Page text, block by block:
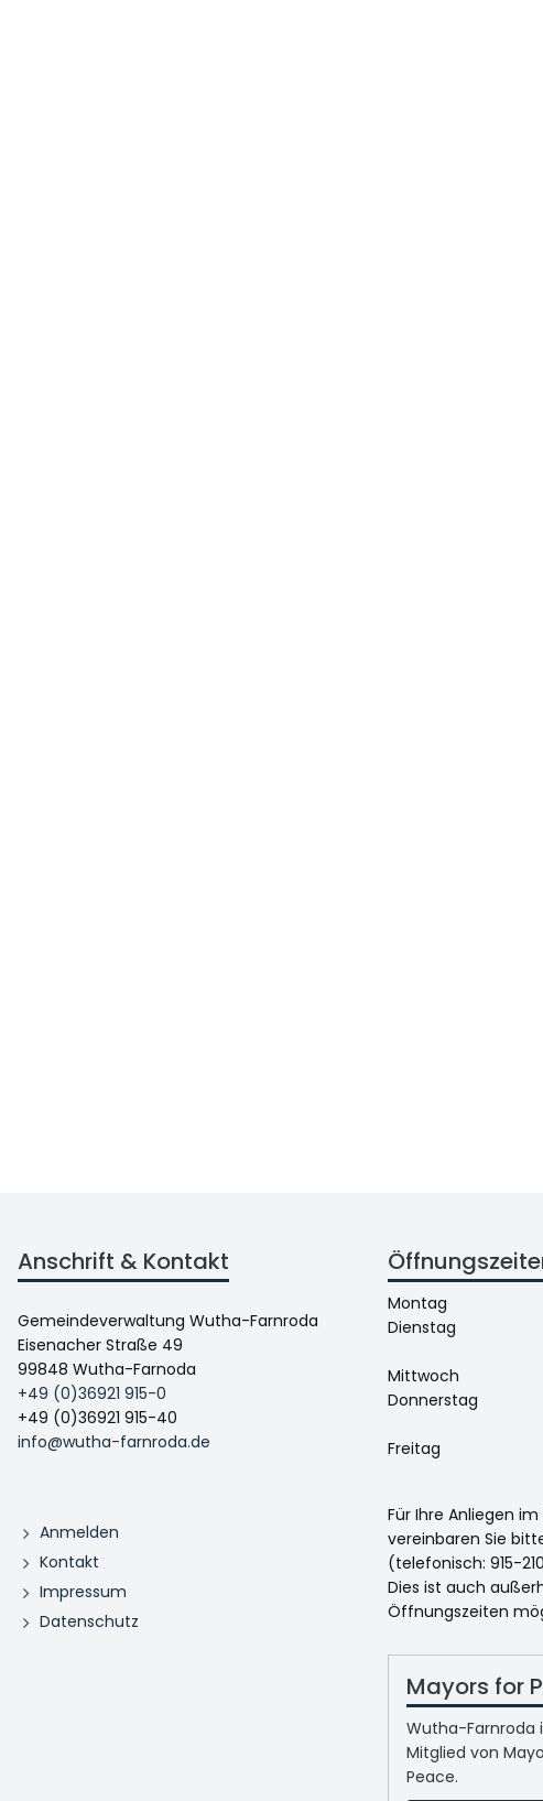
Anschrift & Kontakt
Gemeindeverwaltung Wutha-Farnroda
Eisenacher Straße 49
99848 Wutha-Farnoda
+49 (0)36921 915-0
+49 (0)36921 915-40
info@wutha-farnroda.de
Anmelden
Kontakt
Impressum
Datenschutz
Montag
Dienstag
Mittwoch
Donnerstag
Freitag
Für Ihre Anliegen
vereinbaren Sie
(telefonisch: 915-
Dies ist auch
Öffnungszeiten
Mayors for
Wutha-Farnroda
Mitglied von
Peace.